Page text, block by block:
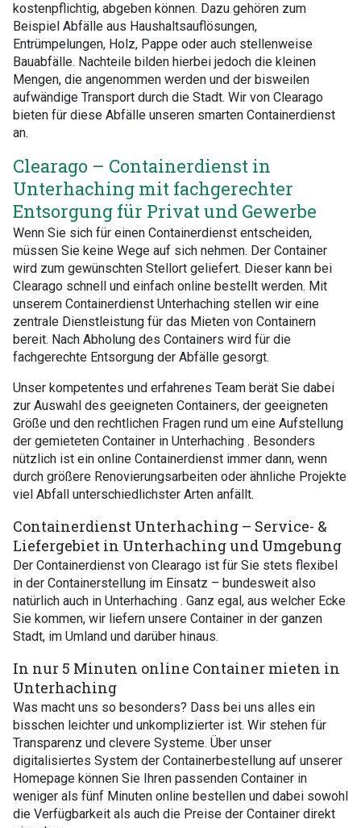
kostenpflichtig, abgeben können. Dazu gehören zum
Beispiel Abfälle aus Haushaltsauflösungen,
Entrümpelungen, Holz, Pappe oder auch stellenweise
Bauabfälle. Nachteile bilden hierbei jedoch die kleinen
Mengen, die angenommen werden und der bisweilen
aufwändige Transport durch die Stadt. Wir von Clearago
bieten für diese Abfälle unseren smarten Containerdienst
an.
Clearago – Containerdienst in
Unterhaching mit fachgerechter
Entsorgung für Privat und Gewerbe
Wenn Sie sich für einen Containerdienst entscheiden,
müssen Sie keine Wege auf sich nehmen. Der Container
wird zum gewünschten Stellort geliefert. Dieser kann bei
Clearago schnell und einfach online bestellt werden. Mit
unserem Containerdienst Unterhaching stellen wir eine
zentrale Dienstleistung für das Mieten von Containern
bereit. Nach Abholung des Containers wird für die
fachgerechte Entsorgung der Abfälle gesorgt.
Unser kompetentes und erfahrenes Team berät Sie dabei
zur Auswahl des geeigneten Containers, der geeigneten
Größe und den rechtlichen Fragen rund um eine Aufstellung
der gemieteten Container in Unterhaching . Besonders
nützlich ist ein online Containerdienst immer dann, wenn
durch größere Renovierungsarbeiten oder ähnliche Projekte
viel Abfall unterschiedlichster Arten anfällt.
Containerdienst Unterhaching – Service- &
Liefergebiet in Unterhaching und Umgebung
Der Containerdienst von Clearago ist für Sie stets flexibel
in der Containerstellung im Einsatz – bundesweit also
natürlich auch in Unterhaching . Ganz egal, aus welcher Ecke
Sie kommen, wir liefern unsere Container in der ganzen
Stadt, im Umland und darüber hinaus.
In nur 5 Minuten online Container mieten in
Unterhaching
Was macht uns so besonders? Dass bei uns alles ein
bisschen leichter und unkomplizierter ist. Wir stehen für
Transparenz und clevere Systeme. Über unser
digitalisiertes System der Containerbestellung auf unserer
Homepage können Sie Ihren passenden Container in
weniger als fünf Minuten online bestellen und dabei sowohl
die Verfügbarkeit als auch die Preise der Container direkt